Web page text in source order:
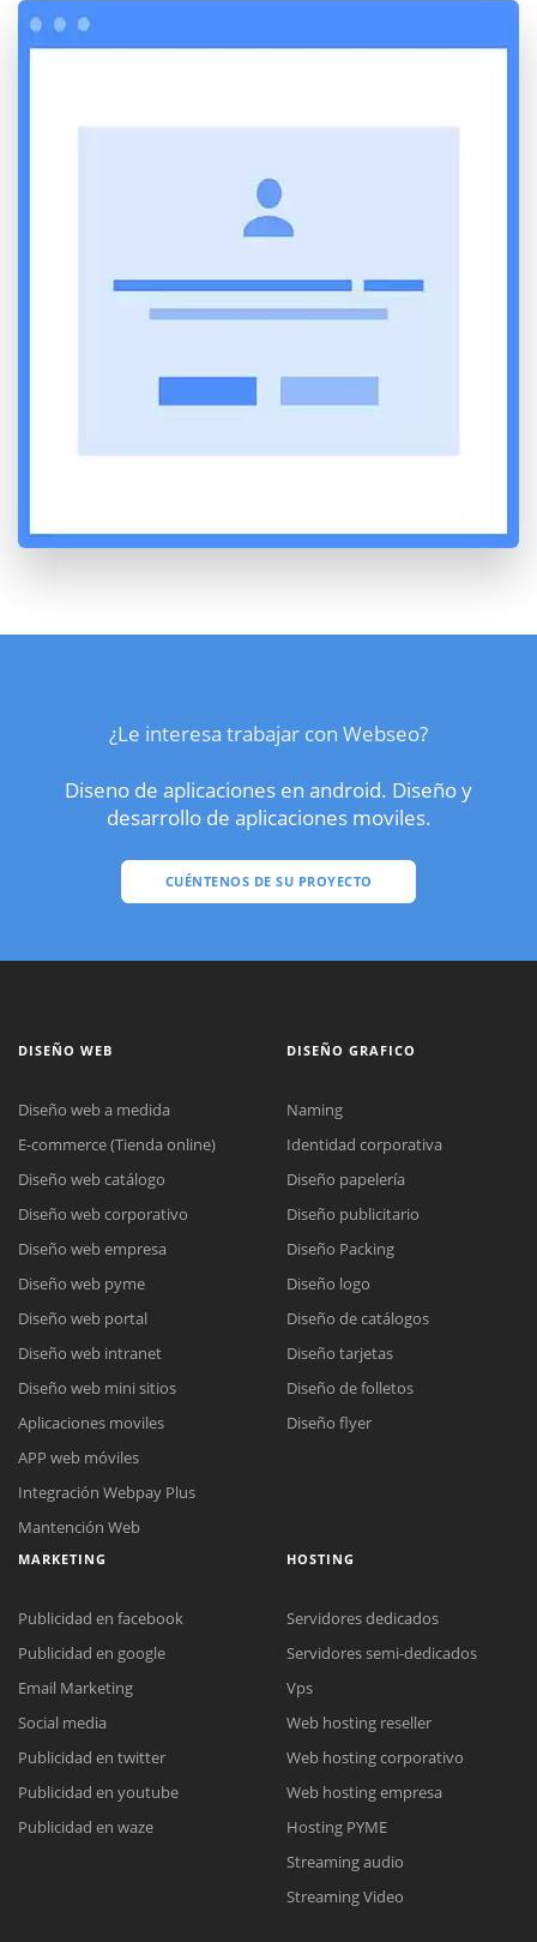
¿Le interesa trabajar con Webseo?
Diseno de aplicaciones en android. Diseño y
desarrollo de aplicaciones moviles.
CUÉNTENOS DE SU PROYECTO
Reunión online
Nuestros ejecutivos le enviarán un correo electrónico con el enlace a
Meet para la reunión online.
Cotización
Todos nuestros ejecutivos están fuera de línea. Complete el formulario
DISEÑO WEB
Diseño web a medida
E-commerce (Tienda online)
Diseño web catálogo
Diseño web corporativo
Diseño web empresa
Diseño web pyme
Diseño web portal
Diseño web intranet
Diseño web mini sitios
Aplicaciones moviles
APP web móviles
Integración Webpay Plus
Mantención Web
DISEÑO GRAFICO
Naming
Identidad corporativa
Diseño papelería
Diseño publicitario
Diseño Packing
Diseño logo
Diseño de catálogos
Diseño tarjetas
Diseño de folletos
Diseño flyer
MARKETING
Publicidad en facebook
Publicidad en google
Email Marketing
Social media
Publicidad en twitter
Publicidad en youtube
Publicidad en waze
HOSTING
Servidores dedicados
Servidores semi-dedicados
Vps
Web hosting reseller
Web hosting corporativo
Web hosting empresa
Hosting PYME
Streaming audio
Streaming Video